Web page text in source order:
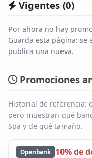
Tarjetas de Crédito
Promociones
Infinito
Vigentes (0)
Por ahora no hay
Guarda esta página: se
publica una nueva.
Promociones
Historial de referencia:
pero muestran qué
Spa y de qué tamaño.
Openbank 10% de